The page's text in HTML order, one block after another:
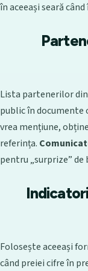
în aceeași seară
Lista partenerilor din
public în documente
vrea mențiune,
referința.
pentru „surprize” de
Folosește aceeași
când preiei cifre în